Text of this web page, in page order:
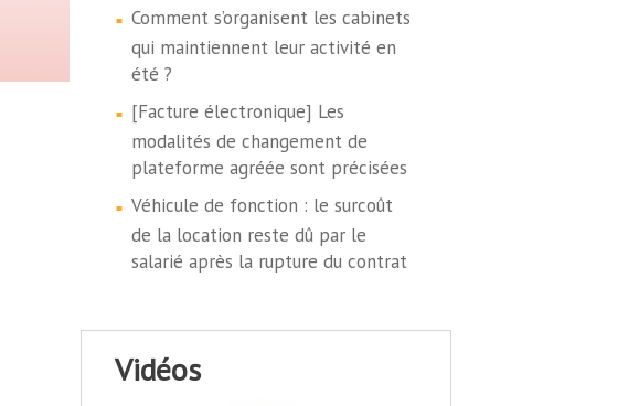
Comment s’organisent les cabinets
qui maintiennent leur activité en
été ?
[Facture électronique] Les
modalités de changement de
plateforme agréée sont précisées
Véhicule de fonction : le surcoût
de la location reste dû par le
salarié après la rupture du contrat
vidéos